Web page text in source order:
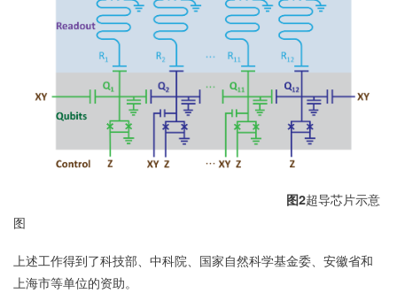
图2超导芯片示意
图
上述工作得到了科技部、中科院、国家自然科学基金委、安徽省和
上海市等单位的资助。